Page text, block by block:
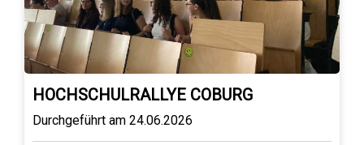
HOCHSCHULRALLYE COBURG
Durchgeführt am 24.06.2026